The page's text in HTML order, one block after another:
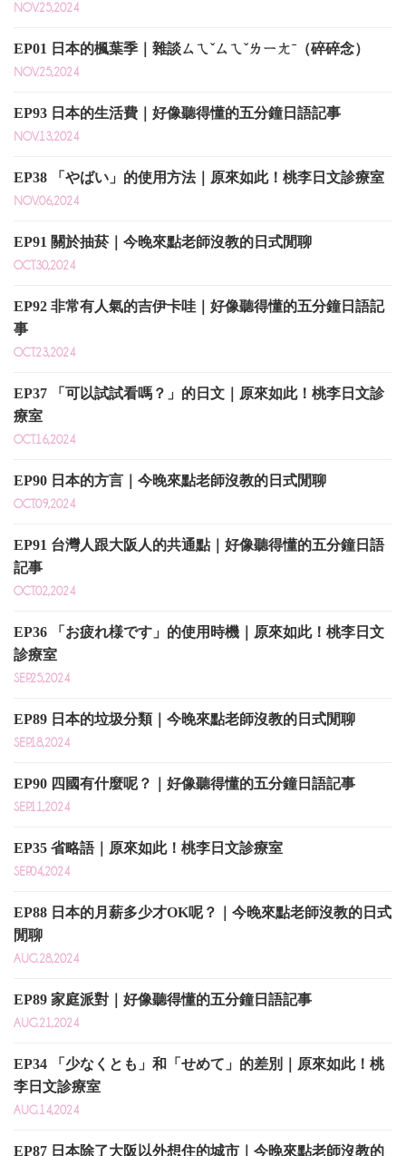
NOV.25,2024
EP01 日本的楓葉季｜雜談ㄙㄟˇㄙㄟˇㄌㄧㄤˉ（碎碎念）
NOV.25,2024
EP93 日本的生活費｜好像聽得懂的五分鐘日語記事
NOV.13,2024
EP38 「やばい」的使用方法｜原來如此！桃李日文診療室
NOV.06,2024
EP91 關於抽菸｜今晚來點老師沒教的日式閒聊
OCT.30,2024
EP92 非常有人氣的吉伊卡哇｜好像聽得懂的五分鐘日語記
事
OCT.23,2024
EP37 「可以試試看嗎？」的日文｜原來如此！桃李日文診
療室
OCT.16,2024
EP90 日本的方言｜今晚來點老師沒教的日式閒聊
OCT.09,2024
EP91 台灣人跟大阪人的共通點｜好像聽得懂的五分鐘日語
記事
OCT.02,2024
EP36 「お疲れ様です」的使用時機｜原來如此！桃李日文
診療室
SEP.25,2024
EP89 日本的垃圾分類｜今晚來點老師沒教的日式閒聊
SEP.18,2024
EP90 四國有什麼呢？｜好像聽得懂的五分鐘日語記事
SEP.11,2024
EP35 省略語｜原來如此！桃李日文診療室
SEP.04,2024
EP88 日本的月薪多少才OK呢？｜今晚來點老師沒教的日式
閒聊
AUG.28,2024
EP89 家庭派對｜好像聽得懂的五分鐘日語記事
AUG.21,2024
EP34 「少なくとも」和「せめて」的差別｜原來如此！桃
李日文診療室
AUG.14,2024
EP87 日本除了大阪以外想住的城市｜今晚來點老師沒教的